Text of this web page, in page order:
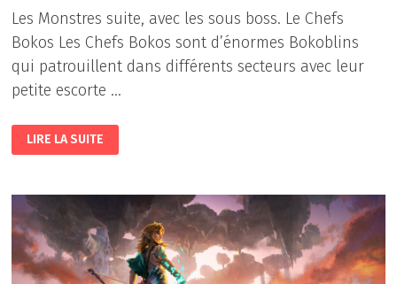
Les Monstres suite, avec les sous boss. Le Chefs
Bokos Les Chefs Bokos sont d’énormes Bokoblins
qui patrouillent dans différents secteurs avec leur
petite escorte …
THE
LEGEND
OF
OF
THE
KINGDOM
:
CINQUIÈME
PARTIE
LIRE LA SUITE